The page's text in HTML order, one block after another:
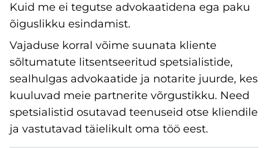
Kuid me ei tegutse advokaatidena ega paku
õiguslikku esindamist.
Vajaduse korral võime suunata kliente
sõltumatute litsentseeritud spetsialistide,
sealhulgas advokaatide ja notarite juurde, kes
kuuluvad meie partnerite võrgustikku. Need
spetsialistid osutavad teenuseid otse kliendile
ja vastutavad täielikult oma töö eest.